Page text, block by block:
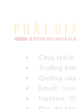
Chịu
Trưởng
Quảng
Email:
Hotline: